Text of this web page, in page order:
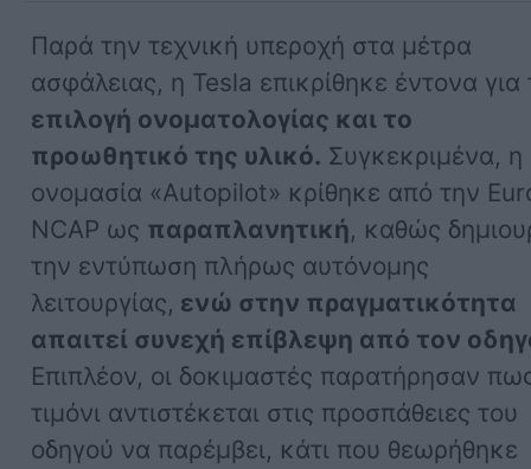
Παρά την τεχνική υπεροχή στα μέτρα
ασφάλειας, η Tesla επικρίθηκε έντονα για
επιλογή ονοματολογίας και το
προωθητικό της υλικό. Συγκεκριμένα, η
ονομασία «Autopilot» κρίθηκε από την
NCAP ως παραπλανητική, καθώς
την εντύπωση πλήρως αυτόνομης
λειτουργίας, ενώ στην πραγματικότητα
απαιτεί συνεχή επίβλεψη από τον
Επιπλέον, οι δοκιμαστές παρατήρησαν
τιμόνι αντιστέκεται στις προσπάθειες του
οδηγού να παρέμβει, κάτι που θεωρήθηκε